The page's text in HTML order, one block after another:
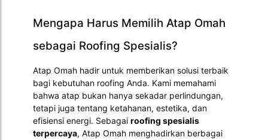
Mengapa Harus Memilih Atap Omah
sebagai Roofing Spesialis?
Atap Omah hadir untuk memberikan solusi terbaik
bagi kebutuhan roofing Anda. Kami memahami
bahwa atap bukan hanya sekadar perlindungan,
tetapi juga tentang ketahanan, estetika, dan
efisiensi energi. Sebagai roofing spesialis
terpercaya, Atap Omah menghadirkan berbagai